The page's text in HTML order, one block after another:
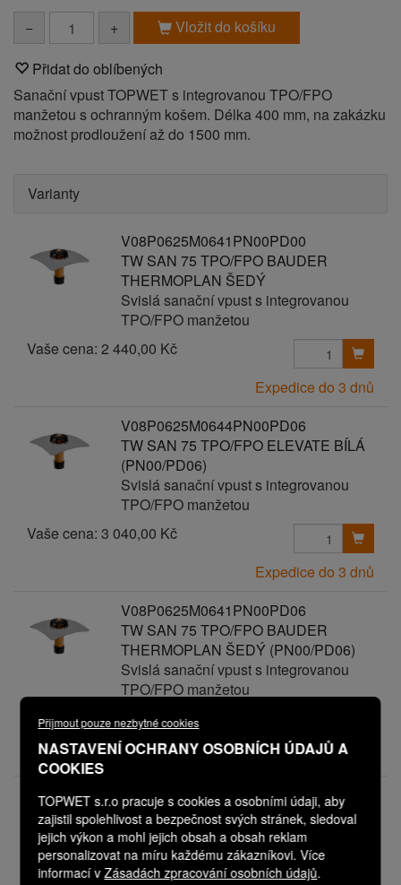
Přijmout pouze nezbytné cookies
NASTAVENÍ OCHRANY OSOBNÍCH ÚDAJŮ A
COOKIES
TOPWET s.r.o pracuje s cookies a osobními údaji, aby
zajistil spolehlivost a bezpečnost svých stránek, sledoval
jejich výkon a mohl jejich obsah a obsah reklam
personalizovat na míru každému zákazníkovi. Více
informací vZásadách zpracování osobních údajů.
− + Vložit do košíku
Přidat do oblíbených
Sanační vpust TOPWET s integrovanou TPO/FPO
manžetou s ochranným košem. Délka 400 mm, na zakázku
možnost prodloužení až do 1500 mm.
Varianty
V08P0625M0641PN00PD00
TW SAN 75 TPO/FPO BAUDER
THERMOPLAN ŠEDÝ
Svislá sanační vpust s integrovanou
TPO/FPO manžetou
Vaše cena: 2 440,00 Kč
Expedice do 3 dnů
V08P0625M0644PN00PD06
TW SAN 75 TPO/FPO ELEVATE BÍLÁ
(PN00/PD06)
Svislá sanační vpust s integrovanou
TPO/FPO manžetou
Vaše cena: 3 040,00 Kč
Expedice do 3 dnů
V08P0625M0641PN00PD06
TW SAN 75 TPO/FPO BAUDER
THERMOPLAN ŠEDÝ (PN00/PD06)
Svislá sanační vpust s integrovanou
TPO/FPO manžetou
Vaše cena:3 040,00 Kč
Expedice do 3 dnů
V08P0625M0647PN00PD06
TW SAN 75 TPO/FPO MAPEPLAN T-M
BÍLÁ (PN00/PD06)
Svislá sanační vpust s integrovanou
TPO/FPO manžetou